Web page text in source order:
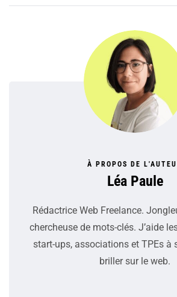
À PROPOS DE
Léa Paule
Rédactrice Web Freelance.
chercheuse de mots-clés. J’aide
start-ups, associations et TPEs à
briller sur le web.